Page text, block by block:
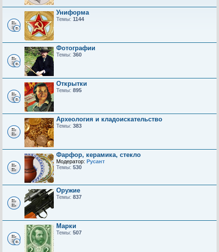
Униформа
Темы: 1144
Фотографии
Темы: 360
Открытки
Темы: 895
Археология и кладоискательство
Темы: 383
Фарфор, керамика, стекло
Модератор: Русант
Темы: 530
Оружие
Темы: 837
Марки
Темы: 507